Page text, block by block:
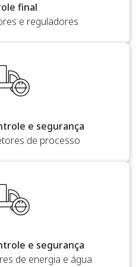
final
e reguladores
e segurança
de processo
e segurança
de energia e água